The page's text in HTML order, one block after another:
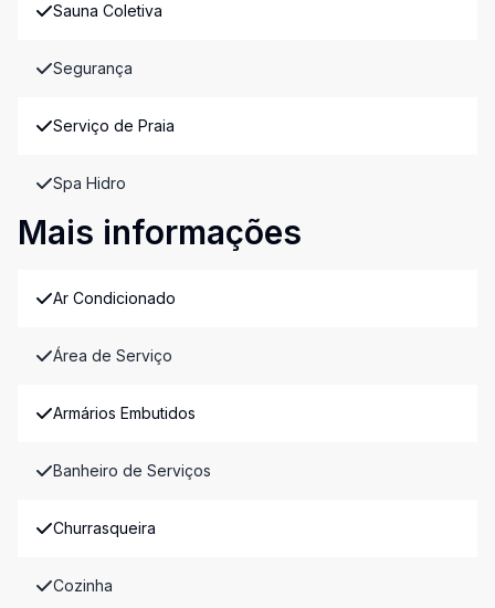
Sauna Coletiva
Segurança
Serviço de Praia
Spa Hidro
Mais informações
Ar Condicionado
Área de Serviço
Armários Embutidos
Banheiro de Serviços
Churrasqueira
Cozinha